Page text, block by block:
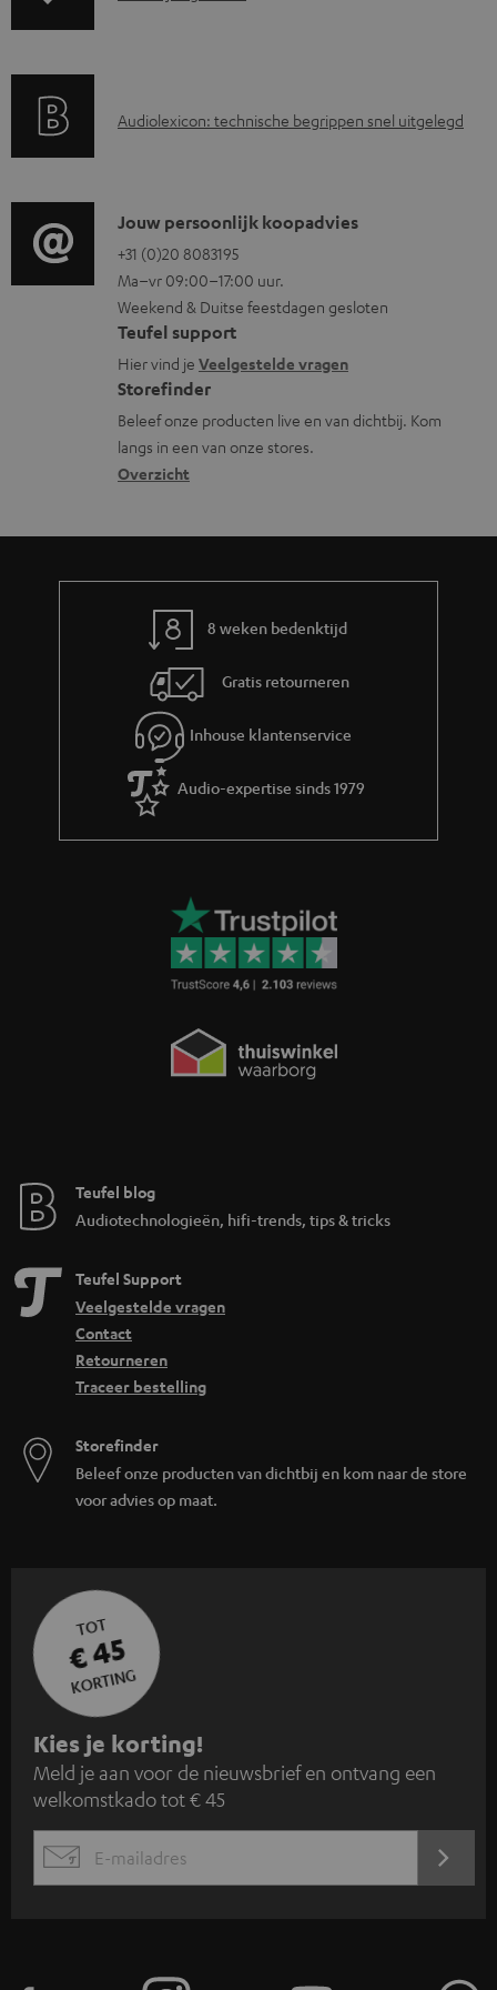
n
r
m
a
t
i
e
n
e
i
n
f
o
r
m
a
A
i
o
g
l
o
s
s
a
r
Audiolexicon: technische begrippen snel uitgelegd
C
o
n
t
a
c
t
i
n
r
Jouw persoonlijk koopadvies
+31 (0)20 8083195
Ma–vr 09:00–17:00 uur.
Weekend & Duitse feestdagen gesloten
Teufel support
Hier vind je Veelgestelde vragen
Storefinder
Beleef onze producten live en van dichtbij. Kom
langs in een van onze stores.
Overzicht
8 weken bedenktijd
Gratis retourneren
Inhouse klantenservice
Audio-expertise sinds 1979
Teufel blog
Audiotechnologieën, hifi-trends, tips & tricks
Teufel Support
Veelgestelde vragen
Contact
Retourneren
Traceer bestelling
Storefinder
Beleef onze producten van dichtbij en kom naar de store
voor advies op maat.
TOT
€ 45
KORTING
A
a
n
m
e
Kies je korting!
Meld je aan voor de nieuwsbrief en ontvang een
welkomstkado tot € 45
EMAIL